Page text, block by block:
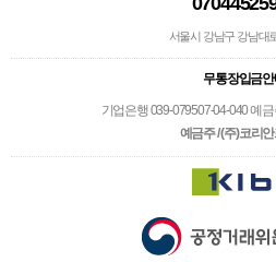
서울시 강남구 강남대
무통장입금
기업은행 039-079507-04-040 예
예금주 / (주)코리